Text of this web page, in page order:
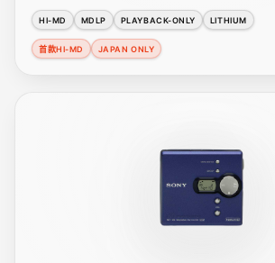
HI-MD MDLP PLAYBACK-ONLY LITHIUM
首款HI-MD JAPAN ONLY